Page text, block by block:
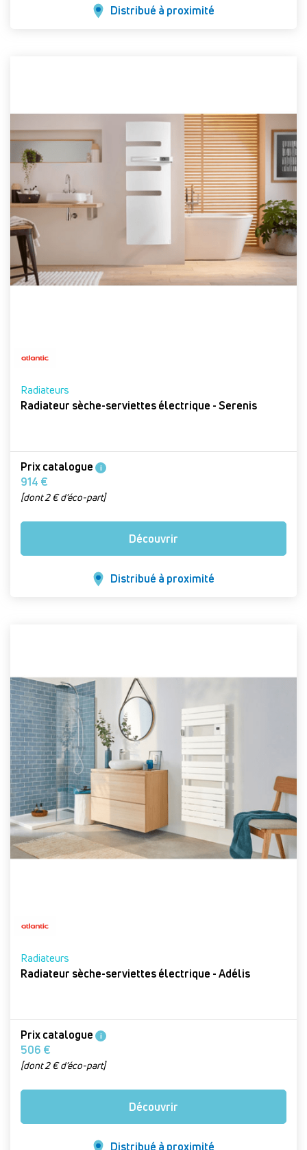
Distribué à proximité
Radiateurs
Radiateur sèche-serviettes électrique - Serenis
Prix catalogue i
914 €
[dont 2 € d’éco-part]
Découvrir
Distribué à proximité
Radiateurs
Radiateur sèche-serviettes électrique - Adélis
Prix catalogue i
506 €
[dont 2 € d’éco-part]
Découvrir
Distribué à proximité